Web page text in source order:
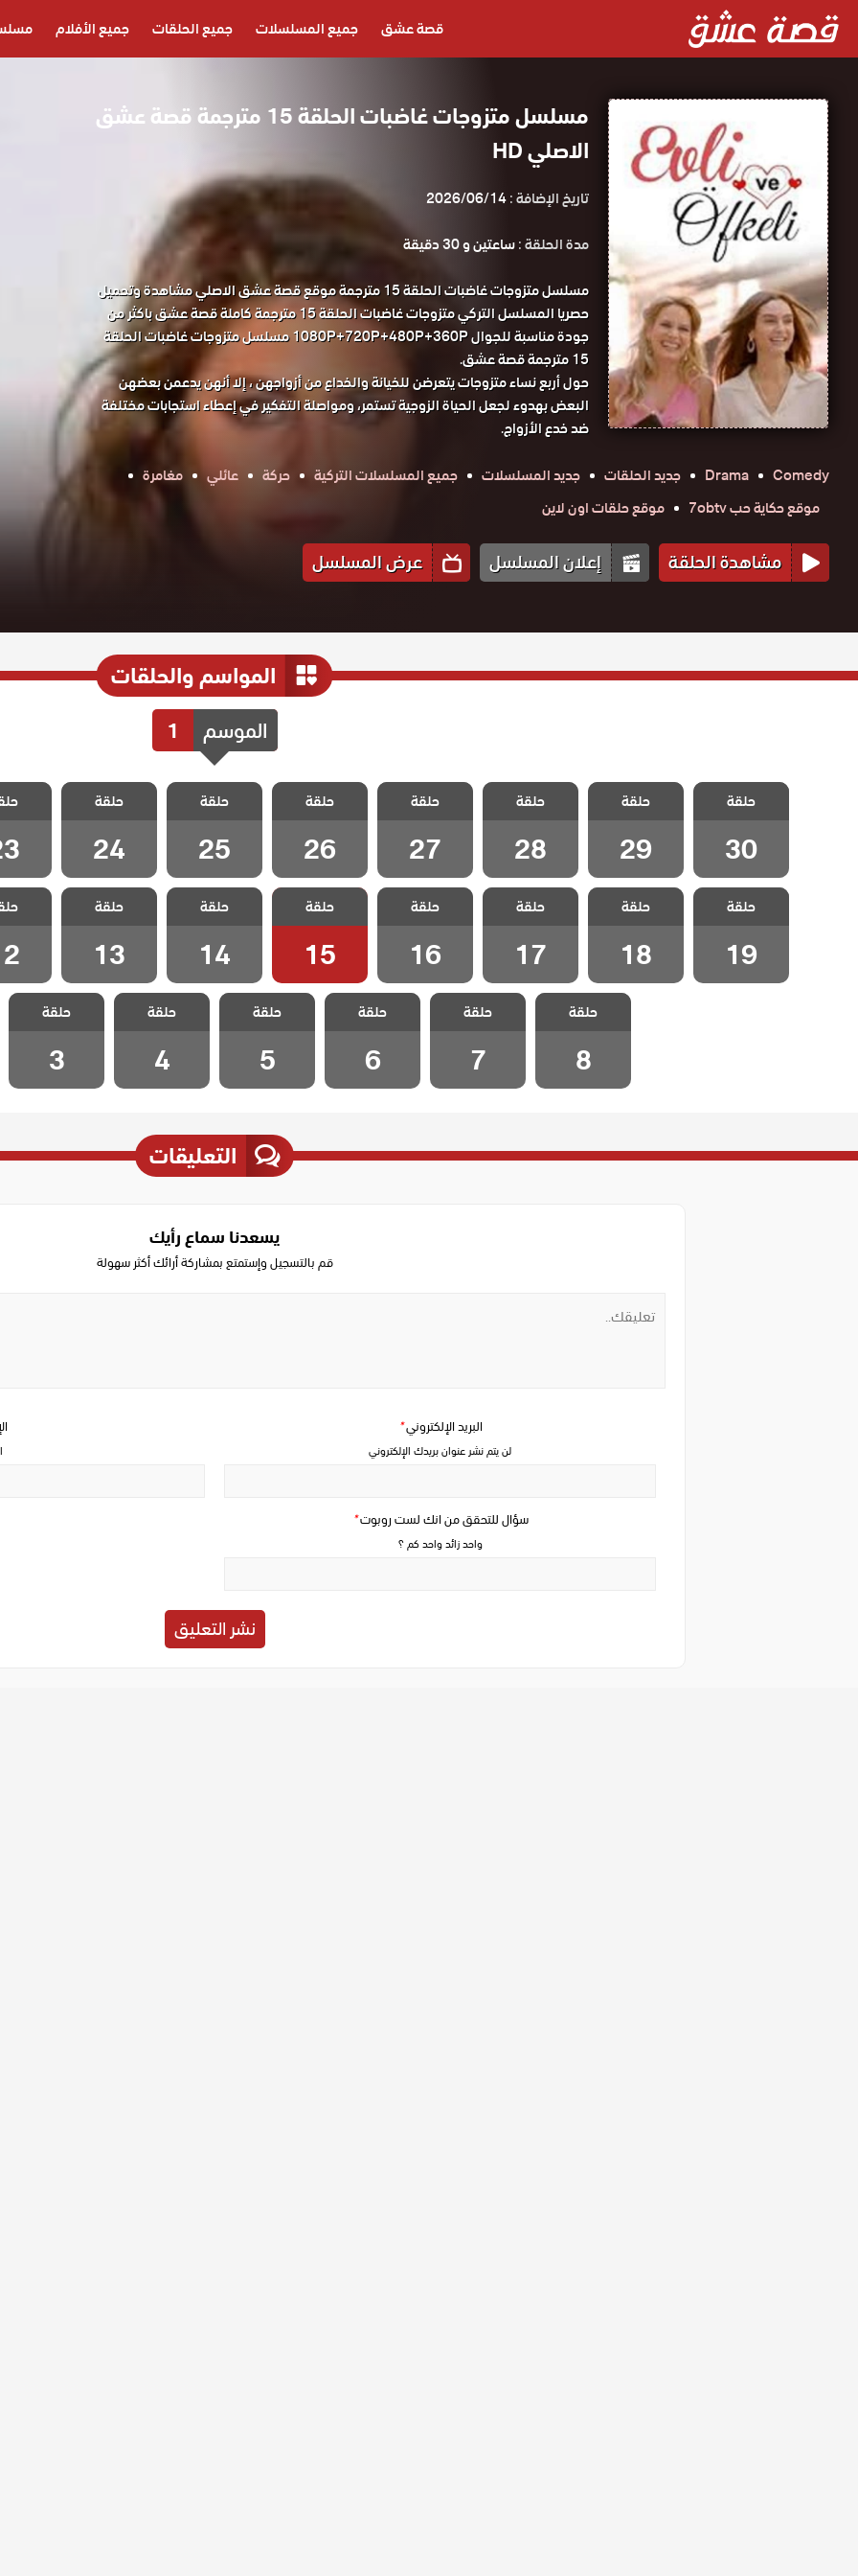
قصة عشق جميع المسلسلات جميع الحلقات جميع الأفلام
مسلسل متزوجات غاضبات الحلقة 15 مترجمة قصة عشق
الاصلي HD
تاريخ الإضافة :2026/06/14
مدة الحلقة :ساعتين و 30 دقيقة
مسلسل متزوجات غاضبات الحلقة 15 مترجمة موقع قصة عشق الاصلي مشاهدة وتحميل
حصريا المسلسل التركي متزوجات غاضبات الحلقة 15 مترجمة كاملة قصة عشق باكثر من
جودة مناسبة للجوال 1080P+720P+480P+360P مسلسل متزوجات غاضبات الحلقة
15 مترجمة قصة عشق.
حول أربع نساء متزوجات يتعرضن للخيانة والخداع من أزواجهن ، إلا أنهن يدعمن بعضهن
البعض بهدوء لجعل الحياة الزوجية تستمر، ومواصلة التفكير في إعطاء استجابات مختلفة
ضد خدع الأزواج.
Comedy
Drama جديد الحلقات جديد المسلسلات جميع المسلسلات التركية حركة عائلي
مغامرة
موقع حكاية حب 7obtv
موقع حلقات اون لاين
مشاهدة الحلقة إعلان المسلسل عرض المسلسل
المواسم والحلقات
الموسم 1
متزوجات غاضبات
الحلقة 30
والاخيرة
حلقة
30
مسلسل
متزوجات غاضبات
الحلقة 29
حلقة
29
مسلسل
متزوجات غاضبات
الحلقة 28
حلقة
28
مسلسل
متزوجات غاضبات
الحلقة 27
حلقة
27
مسلسل
متزوجات غاضبات
الحلقة 26
حلقة
26
مسلسل
متزوجات غاضبات
الحلقة 25
حلقة
25
مسلسل
متزوجات غاضبات
الحلقة 24
حلقة
24
مسلسل
متزوجات غاضبات
الحلقة 19
حلقة
19
مسلسل
متزوجات غاضبات
الحلقة 18
حلقة
18
مسلسل
متزوجات غاضبات
الحلقة 17
حلقة
17
مسلسل
متزوجات غاضبات
الحلقة 16
حلقة
16
مسلسل
متزوجات غاضبات
الحلقة 15
حلقة
15
مسلسل
متزوجات غاضبات
الحلقة 14
حلقة
14
مسلسل
متزوجات غاضبات
الحلقة 13
حلقة
13
مسلسل
متزوجات غاضبات
الحلقة 8
حلقة
8
مسلسل
متزوجات غاضبات
الحلقة 7
حلقة
7
مسلسل
متزوجات غاضبات
الحلقة 6
حلقة
6
مسلسل
متزوجات غاضبات
الحلقة 5
حلقة
5
مسلسل
متزوجات غاضبات
الحلقة 4
حلقة
4
مسلسل
متزوجات غاضبات
الحلقة 3
حلقة
3
التعليقات
يسعدنا سماع رأيك
قم بالتسجيل وإستمتع بمشاركة أرائك أكثر سهولة
سؤال للتحقق من انك لست روبوت*
واحد زائد واحد كم ؟
البريد الإلكتروني*
لن يتم نشر عنوان بريدك الإلكتروني